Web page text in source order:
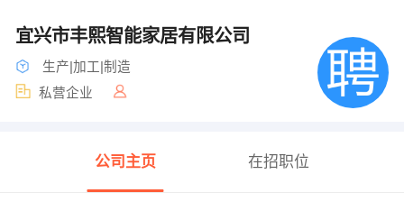
宜兴市丰熙智能家居有限公司
生产|加工|制造
私营企业
公司主页 在招职位